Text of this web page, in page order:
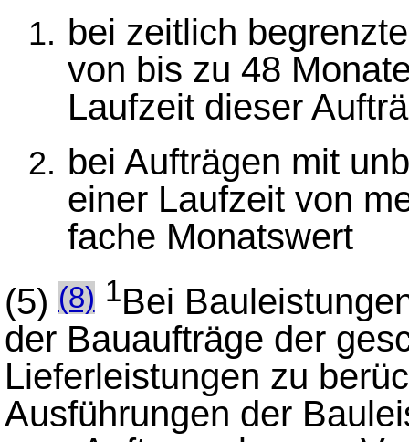
bei zeitlich
von bis zu 48
Laufzeit dieser
bei Aufträgen mit
einer Laufzeit von
fache Monatswert
(5)(8) 1Bei
der Bauaufträge der
Lieferleistungen zu
Ausführungen der